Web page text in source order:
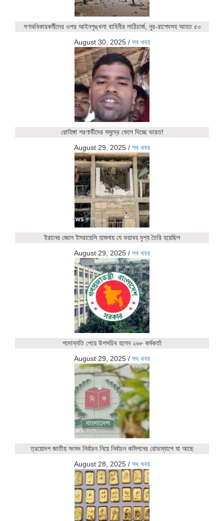
গণঅধিকারকর্মীদের ওপর আইনশৃঙ্খলা বাহিনীর লাঠিচার্জ, নুর-রাশেদসহ আহত ৫০
August 30, 2025 / সব খবর
রোহিঙ্গা শরণার্থীদের সমুদ্রে ফেলে দিচ্ছে ভারত!
August 29, 2025 / সব খবর
ইরানের জেলে ইসরায়েলি হামলায় যে ভয়াবহ দৃশ্য তৈরি হয়েছিল
August 29, 2025 / সব খবর
পদোন্নতি পেয়ে উপসচিব হলেন ২৬৮ কর্মকর্তা
August 29, 2025 / সব খবর
ত্রয়োদশ জাতীয় সংসদ নির্বাচন নিয়ে নির্বাচন কমিশনের রোডম্যাপে যা আছে
August 28, 2025 / সব খবর